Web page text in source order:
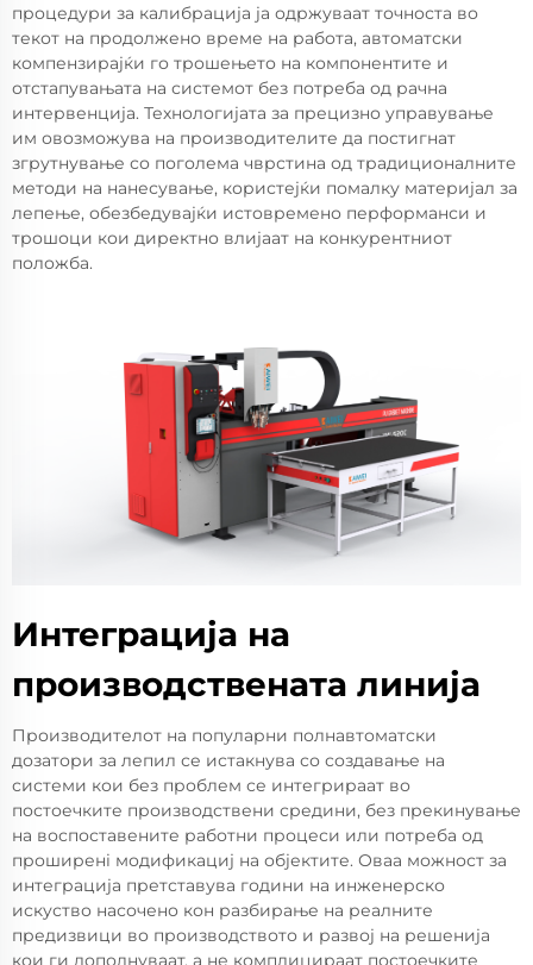
процедури за калибрација ја одржуваат точноста во
текот на продолжено време на работа, автоматски
компензирајќи го трошењето на компонентите и
отстапувањата на системот без потреба од рачна
интервенција. Технологијата за прецизно управување
им овозможува на производителите да постигнат
згрутнување со поголема чврстина од традиционалните
методи на нанесување, користејќи помалку материјал за
лепење, обезбедувајќи истовремено перформанси и
трошоци кои директно влијаат на конкурентниот
положба.
Интеграција на
производствената линија
Производителот на популарни полнавтоматски
дозатори за лепил се истакнува со создавање на
системи кои без проблем се интегрираат во
постоечките производствени средини, без прекинување
на воспоставените работни процеси или потреба од
проширенi модификациj на објектите. Оваа можност за
интеграција претставува години на инженерско
искуство насочено кон разбирање на реалните
предизвици во производството и развој на решенија